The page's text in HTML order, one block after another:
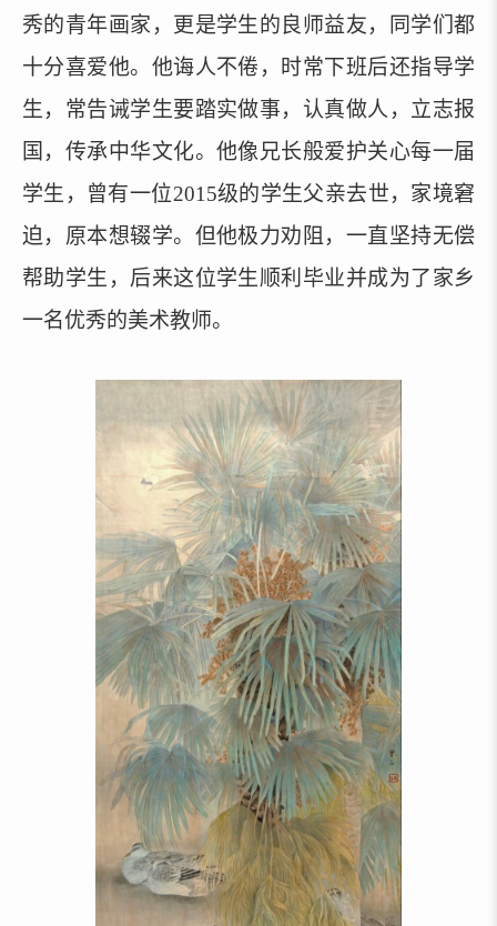
秀的青年画家，更是学生的良师益友，同学们都
十分喜爱他。他诲人不倦，时常下班后还指导学
生，常告诫学生要踏实做事，认真做人，立志报
国，传承中华文化。他像兄长般爱护关心每一届
学生，曾有一位2015级的学生父亲去世，家境窘
迫，原本想辍学。但他极力劝阻，一直坚持无偿
帮助学生，后来这位学生顺利毕业并成为了家乡
一名优秀的美术教师。